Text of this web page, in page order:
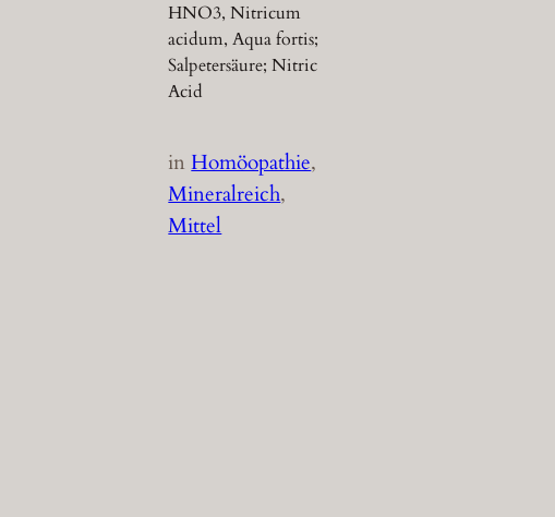
HNO3, Nitricum
acidum, Aqua fortis;
Salpetersäure; Nitric
Acid
inHomöopathie
Mineralreich
Mittel